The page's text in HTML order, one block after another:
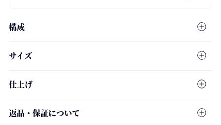
構成
/ Dear…®スターリングシルバー
バー
Dear…®スターリングシルバー
サイズ
8ARROWS 8HEARTS CZ：3mm
チェーン幅：0.8mm
仕上げ
チェーンタグ： Dear…®刻印 / 925刻印
返品・保証について